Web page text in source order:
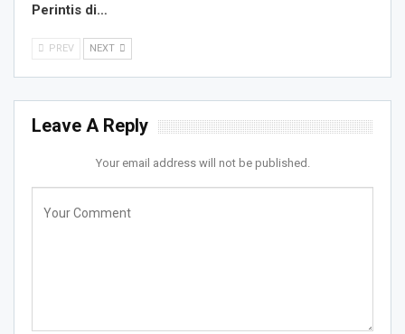
Perintis di…
PREV NEXT
Leave A Reply
Your email address will not be published.